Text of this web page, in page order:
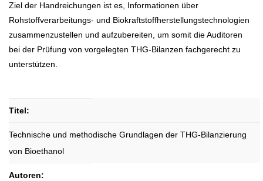
Ziel der Handreichungen ist es, Informationen über
Rohstoffverarbeitungs- und Biokraftstoffherstellungstechnologien
zusammenzustellen und aufzubereiten, um somit die Auditoren
bei der Prüfung von vorgelegten THG-Bilanzen fachgerecht zu
unterstützen.
Titel:
Technische und methodische Grundlagen der THG-Bilanzierung
von Bioethanol
Autoren: